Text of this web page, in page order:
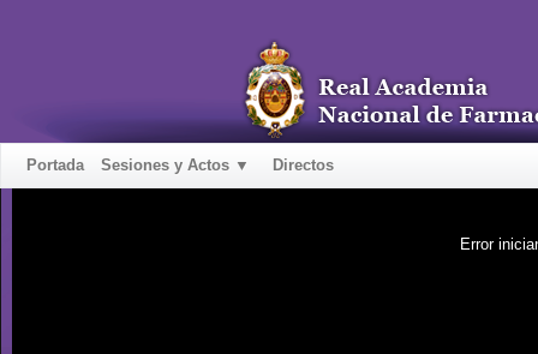
Portada Sesiones y Actos ▼ Directos
Error